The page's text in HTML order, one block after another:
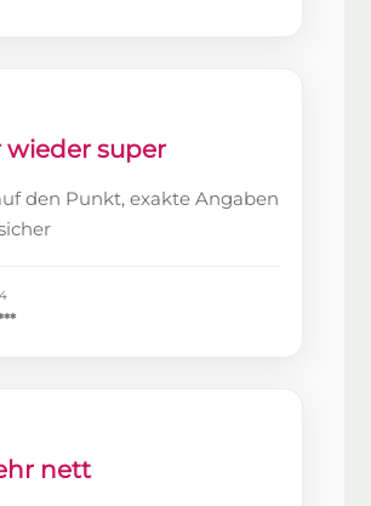
wieder super
den Punkt, exakte Angaben
nett